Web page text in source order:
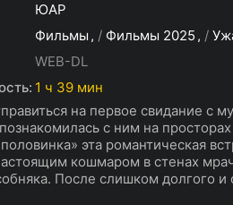
ЮАР
Фильмы / Фильмы 2025 /
WEB-DL
1 ч 39 мин
на первое свидание с
с ним на
эта романтическая
кошмаром в стенах
После слишком долгого и